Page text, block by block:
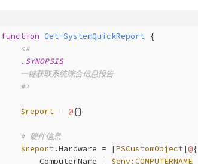
function Get-SystemQuickReport {
<#
.SYNOPSIS
    一键获取系统综合信息报告
    #>
$report = @{}
# 硬件信息
$report.Hardware = [PSCustomObject] @{
        ComputerName =
$env:COMPUTERNAME